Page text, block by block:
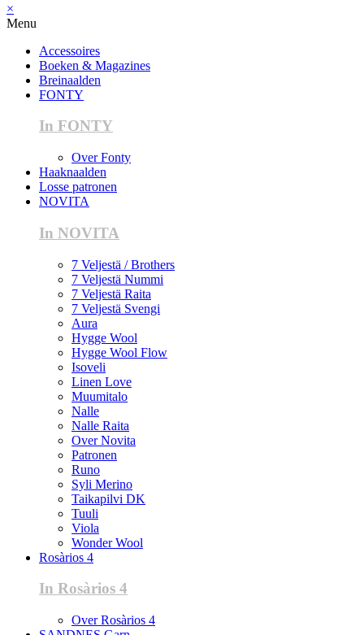
×
Menu
Accessoires
Boeken & Magazines
Breinaalden
FONTY
In FONTY
Over Fonty
Haaknaalden
Losse patronen
NOVITA
In NOVITA
7 Veljestä / Brothers
7 Veljestä Nummi
7 Veljestä Raita
7 Veljestä Svengi
Aura
Hygge Wool
Hygge Wool Flow
Isoveli
Linen Love
Muumitalo
Nalle
Nalle Raita
Over Novita
Patronen
Runo
Syli Merino
Taikapilvi DK
Tuuli
Viola
Wonder Wool
Rosàrios 4
In Rosàrios 4
Over Rosàrios 4